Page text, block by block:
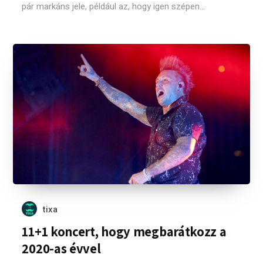
pár markáns jele, például az, hogy igen szépen...
tixa
11+1 koncert, hogy megbarátkozz a
2020-as évvel